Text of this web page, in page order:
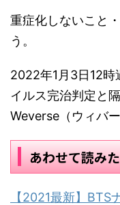
重症化しないこと
う。
2022年1月3日12時
イルス完治判定と
Weverse（ウィバ
あわせて読み
【2021最新】BTS